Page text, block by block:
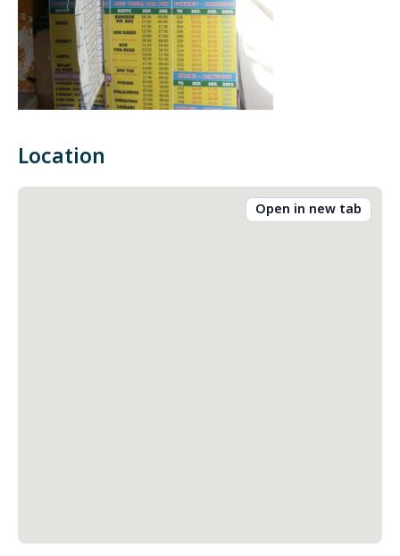
Location
Open in new tab